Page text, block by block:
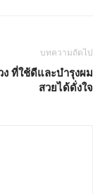
บทความถัดไป
ที่ใช้ดีและบำรุงผม
สวยได้ดั่งใจ